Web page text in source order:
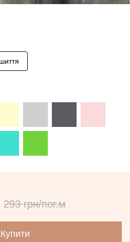
293 грн/пог.м
Купити